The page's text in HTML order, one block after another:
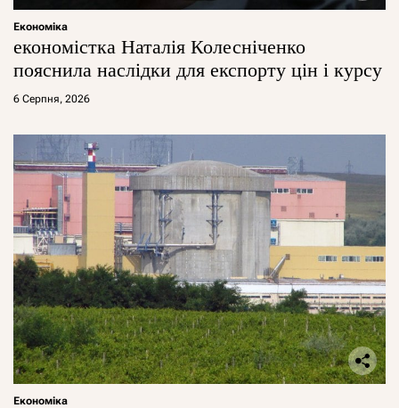
Економіка
економістка Наталія Колесніченко
пояснила наслідки для експорту цін і курсу
6 Серпня, 2026
Економіка